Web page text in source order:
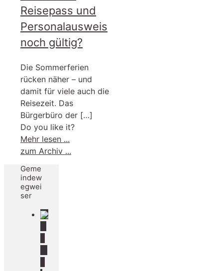
Reisepass und
Personalausweis
noch gültig?
Die Sommerferien
rücken näher – und
damit für viele auch die
Reisezeit. Das
Bürgerbüro der […]
Do you like it?
Mehr lesen ...
zum Archiv ...
Geme
indew
egwei
ser